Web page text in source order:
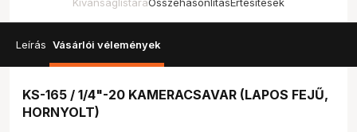
Leírás Vásárlói vélemények
KS-165 / 1/4"-20 KAMERACSAVAR (LAPOS FEJŰ,
HORNYOLT)